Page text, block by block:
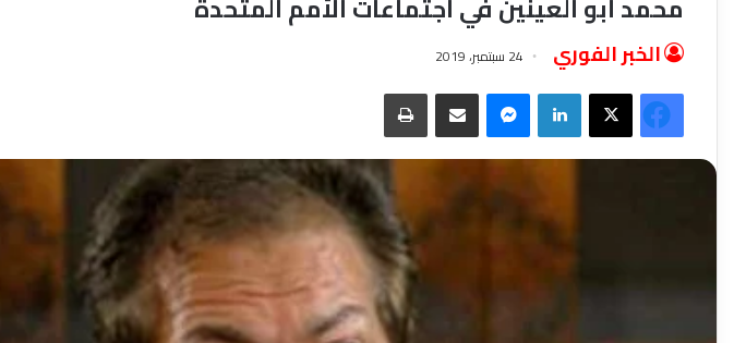
الخبر الفوري 24 سبتمبر، 2019
فيسبوك‫X لينكدإن ماسنجر مشاركة عبر البريد طباعة